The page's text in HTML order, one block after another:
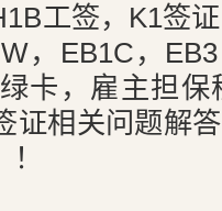
工签，K1签
，EB1C，
卡，雇主担
证相关问题解